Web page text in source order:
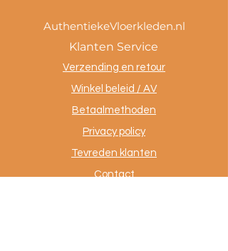
AuthentiekeVloerkleden.nl
Klanten Service
Verzending en retour
Winkel beleid / AV
Betaalmethoden
Privacy policy
Tevreden klanten
Contact